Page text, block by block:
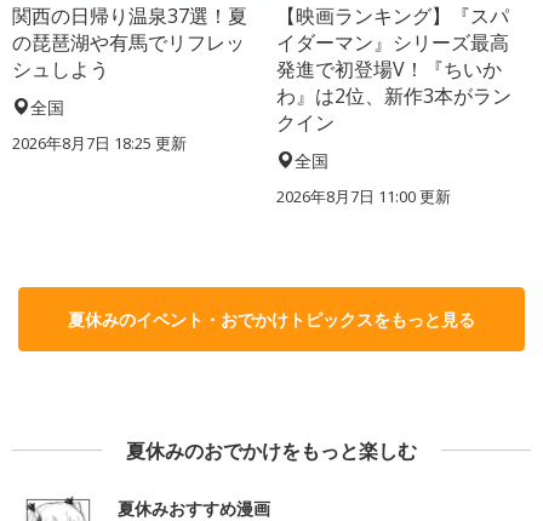
関西の日帰り温泉37選！夏
の琵琶湖や有馬でリフレッ
シュしよう
全国
2026年8月7日 18:25 更新
【映画ランキング】『スパ
イダーマン』シリーズ最高
発進で初登場V！『ちいか
わ』は2位、新作3本がラン
クイン
全国
2026年8月7日 11:00更新
夏休みのイベント・おでかけトピックスをもっと見る
夏休みのおでかけをもっと楽しむ
夏休みおすすめ漫画